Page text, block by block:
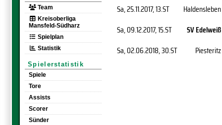
Team
Kreisoberliga
Mansfeld-Südharz
Spielplan
Statistik
Spielerstatistik
Spiele
Tore
Assists
Scorer
Sünder
Sa, 25.11.2017, 13.ST
Haldensleben
Sa, 09.12.2017, 15.ST
SV Edelweiß
Sa, 02.06.2018, 30.ST Piesteritz